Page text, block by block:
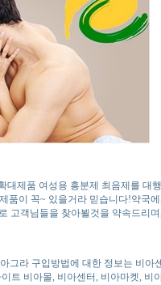
대제품 여성용 흥분제 최음제를 대
이 꼭~ 있을거라 믿습니다!약국
고객님들을 찾아뵐것을 약속드리
라 구입방법에 대한 정보는 비
비아몰, 비아센터, 비아마켓,